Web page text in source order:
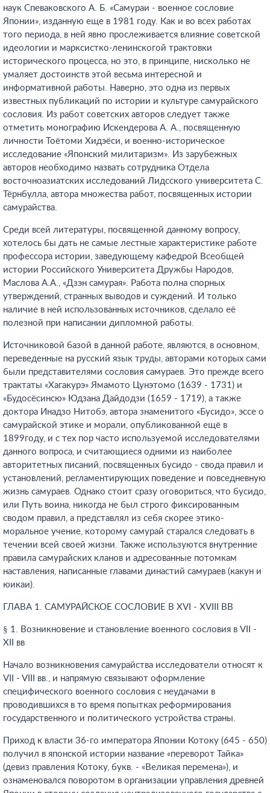
наук Спеваковского А. Б. «Самураи - военное сословие
Японии», изданную еще в 1981 году. Как и во всех работах
того периода, в ней явно прослеживается влияние советской
идеологии и марксистко-ленинскогой трактовки
исторического процесса, но это, в принципе, нисколько не
умаляет достоинств этой весьма интересной и
информативной работы. Наверно, это одна из первых
известных публикаций по истории и культуре самурайского
сословия. Из работ советских авторов следует также
отметить монографию Искендерова А. А., посвященную
личности Тоётоми Хидэёси, и военно-историческое
исследование «Японский милитаризм». Из зарубежных
авторов необходимо назвать сотрудника Отдела
восточноазиатских исследований Лидсского университета С.
Тёрнбулла, автора множества работ, посвященных истории
самурайства.
Среди всей литературы, посвященной данному вопросу,
хотелось бы дать не самые лестные характеристике работе
профессора истории, заведующему кафедрой Всеобщей
истории Российского Университета Дружбы Народов,
Маслова А.А., «Дзэн самурая». Работа полна спорных
утверждений, странных выводов и суждений. И только
наличие в ней использованных источников, сделало её
полезной при написании дипломной работы.
Источниковой базой в данной работе, являются, в основном,
переведенные на русский язык труды, авторами которых сами
были представителями сословия самураев. Это прежде всего
трактаты «Хагакурэ» Ямамото Цунэтомо (1639 - 1731) и
«Будосёсинсю» Юдзана Дайдодзи (1659 - 1719), а также
доктора Инадзо Нитобэ, автора знаменитого «Бусидо», эссе о
самурайской этике и морали, опубликованной ещё в
1899году, и с тех пор часто используемой исследователями
данного вопроса, и считающиеся одними из наиболее
авторитетных писаний, посвященных бусидо - свода правил и
установлений, регламентирующих поведение и повседневную
жизнь самураев. Однако стоит сразу оговориться, что бусидо,
или Путь воина, никогда не был строго фиксированным
сводом правил, а представлял из себя скорее этико-
моральное учение, которому самурай старался следовать в
течении всей своей жизни. Также используются внутренние
правила самурайских кланов и адресованные потомкам
наставления, написанные главами династий самураев (какун и
юикаи).
ГЛАВА 1. САМУРАЙСКОЕ СОСЛОВИЕ В XVI - XVIII ВВ
§ 1. Возникновение и становление военного сословия в VII -
XII вв
Начало возникновения самурайства исследователи относят к
VII - VIII вв., и напрямую связывают оформление
специфического военного сословия с неудачами в
проводившихся в то время попытках реформирования
государственного и политического устройства страны.
Приход к власти 36-го императора Японии Котоку (645 - 650)
получил в японской истории название «переворот Тайка»
(девиз правления Котоку, букв. - «Великая перемена»), и
ознаменовался поворотом в организации управления древней